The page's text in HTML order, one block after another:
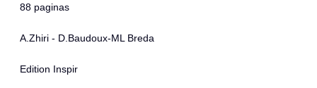
88 paginas
A.Zhiri - D.Baudoux-ML Breda
Edition Inspir